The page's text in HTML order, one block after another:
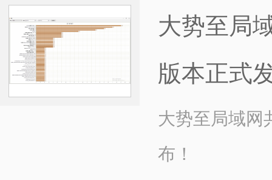
大势至局
版本正式
大势至局域网
布！